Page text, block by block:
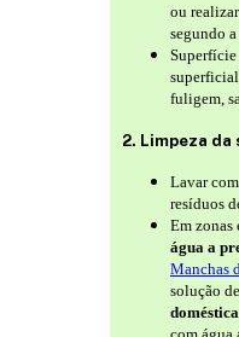
ou
segundo
Superfície
fuligem,
2. Limpeza
Lavar
resíduos
Em zonas
água a
Manchas
solução de